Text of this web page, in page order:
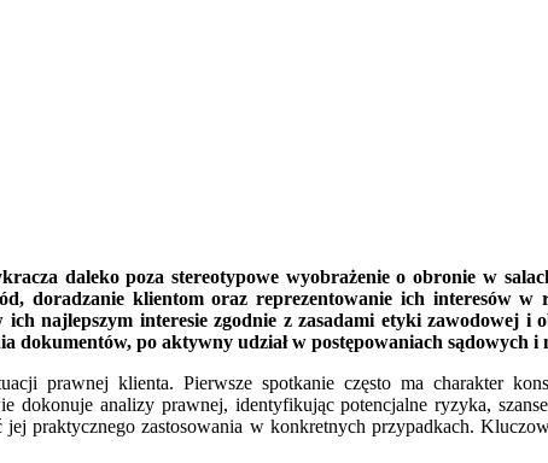
daleko poza stereotypowe wyobrażenie o obronie w
doradzanie klientom oraz reprezentowanie ich interesów
najlepszym interesie zgodnie z zasadami etyki zawodowej
dokumentów, po aktywny udział w postępowaniach sądowych i
prawnej klienta. Pierwsze spotkanie często ma charakter
dokonuje analizy prawnej, identyfikując potencjalne ryzyka,
praktycznego zastosowania w konkretnych przypadkach.